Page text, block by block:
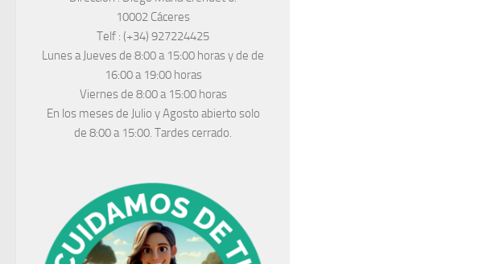
10002 Cáceres
Telf : (+34) 927224425
Lunes a Jueves de 8:00 a 15:00 horas y de de
16:00 a 19:00 horas
Viernes de 8:00 a 15:00 horas
En los meses de Julio y Agosto abierto solo
de 8:00 a 15:00. Tardes cerrado.